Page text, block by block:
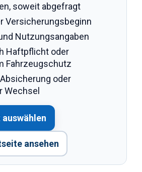
soweit abgefragt
Versicherungsbeginn
Nutzungsangaben
Haftpflicht oder
Fahrzeugschutz
oder
Wechsel
ansehen